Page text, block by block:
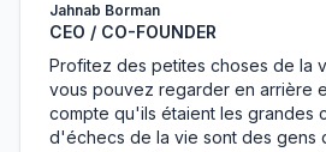
Jahnab Borman
CEO / CO-FOUNDER
Profitez des petites choses de la
vous pouvez regarder en arrière
compte qu'ils étaient les grandes
d'échecs de la vie sont des gens